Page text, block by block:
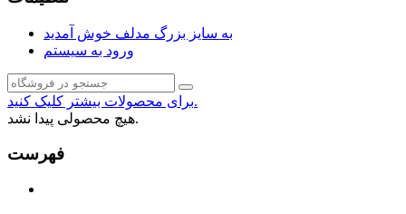
به سایز بزرگ مدلف خوش آمدید
ورود به سیستم
برای محصولات بیشتر کلیک کنید.
هیچ محصولی پیدا نشد.
فهرست